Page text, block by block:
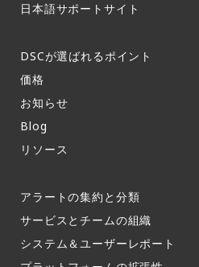
日本語サポートサイト​
DSCが選ばれるポイント
価格
お知らせ​
Blog
リソース
アラートの集約と分類​
サービスとチームの組織​
システム＆ユーザーレポート​